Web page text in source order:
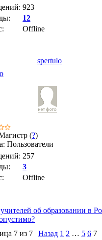
923
12
Offline
spertulo
(?)
Пользователи
257
3
Offline
об образовании в
7 из 7 Назад 1 2 … 5 6 7